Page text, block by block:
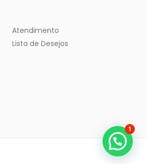
Atendimento
Lista de Desejos
1